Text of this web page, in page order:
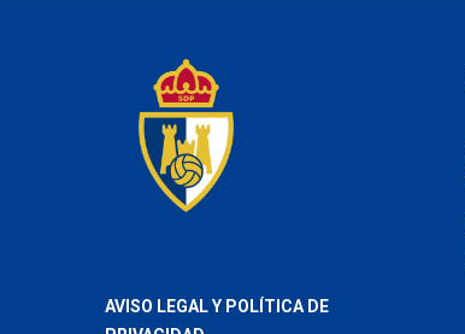
AVISO LEGAL Y POLÍTICA DE